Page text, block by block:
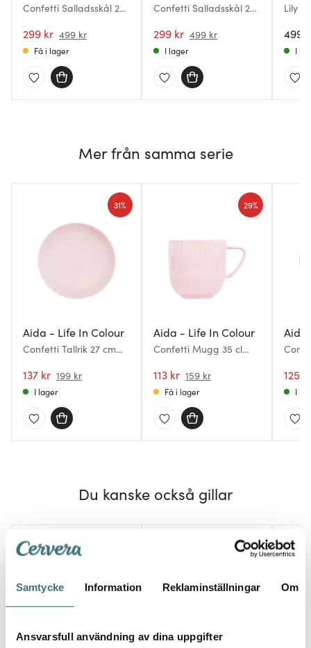
Samtycke Information Reklaminställningar Om
Ansvarsfull användning av dina uppgifter
Confetti Salladsskål 23
299 kr 499 kr
Få i lager
Confetti Salladsskål 23
299 kr 499 kr
I lager
Lily
499
I
Mer från samma serie
Aida - Life In Colour
Confetti Tallrik 27 cm
137 kr 199 kr
31%
I lager
Aida - Life In Colour
Confetti Mugg 35 cl
113 kr 159 kr
29%
Få i lager
Aida
125
I
Du kanske också gillar